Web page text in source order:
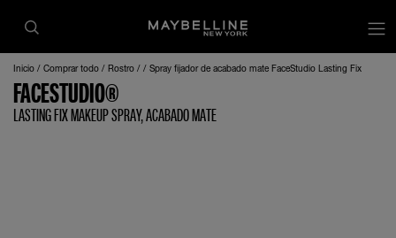
Inicio Comprar todo Rostro Spray fijador de acabado mate FaceStudio Lasting Fix
FACESTUDIO®
LASTING FIX MAKEUP SPRAY, ACABADO MATE